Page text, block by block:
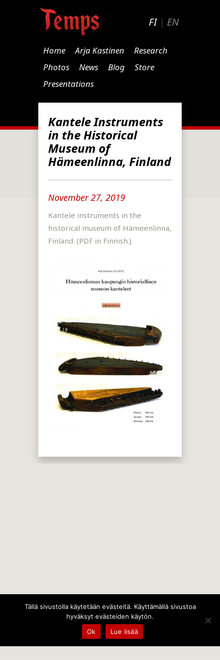
FI| EN
Home Arja Kastinen
Research
Photos
News Blog
Store
Presentations
Kantele Instruments
in the Historical
Museum of
Hämeenlinna, Finland
November 27, 2019
Kantele instruments in the
historical museum of Hämeenlinna,
Finland. (PDF in Finnish.)
Tällä sivustolla käytetään evästeitä. Käyttämällä sivustoa
hyväksyt evästeiden käytön.
Ok
Lue lisää